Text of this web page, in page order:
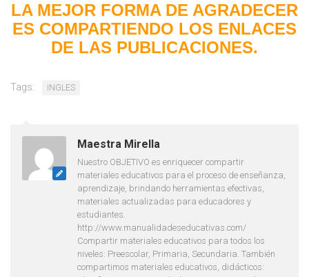
LA MEJOR FORMA DE AGRADECER
ES COMPARTIENDO LOS ENLACES
DE LAS PUBLICACIONES.
Tags: INGLES
Maestra Mirella
Nuestro OBJETIVO es enriquecer compartir
materiales educativos para el proceso de enseñanza,
aprendizaje, brindando herramientas efectivas,
materiales actualizadas para educadores y
estudiantes.
http://www.manualidadeseducativas.com/
Compartir materiales educativos para todos los
niveles: Preescolar, Primaria, Secundaria. También
compartimos materiales educativos, didácticos: